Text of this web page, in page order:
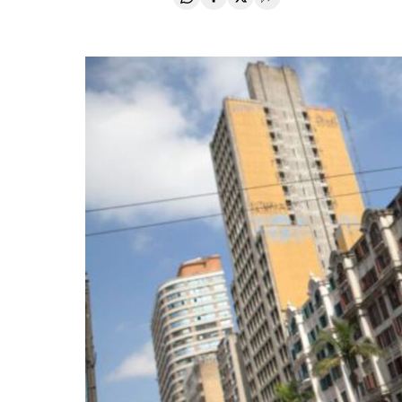
Compartir en Whatsapp
Compartir en Facebook
Compartir en Twitter
Desplegar Redes